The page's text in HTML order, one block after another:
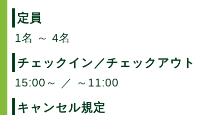
定員
1名 ～ 4名
チェックイン／チェックアウト
15:00～ ／ ～11:00
キャンセル規定